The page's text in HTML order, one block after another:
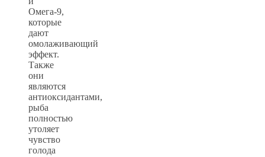
Омега-9,
которые
дают
омолаживающий
эффект.
Также
они
являются
антиоксидантами,
рыба
полностью
утоляет
чувство
голода